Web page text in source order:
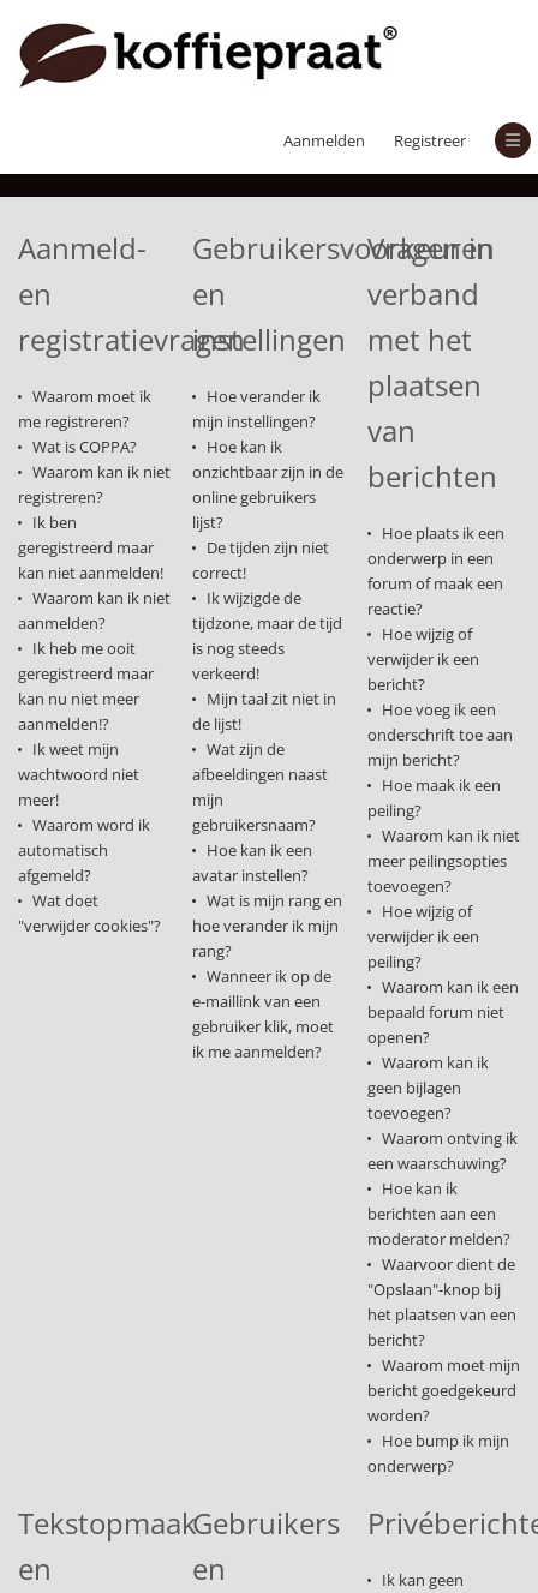
Aanmelden Registreer
Aanmeld-
en
registratievragen
Waarom moet ik
me registreren?
Wat is COPPA?
Waarom kan ik niet
registreren?
Ik ben
geregistreerd maar
kan niet aanmelden!
Waarom kan ik niet
aanmelden?
Ik heb me ooit
geregistreerd maar
kan nu niet meer
aanmelden!?
Ik weet mijn
wachtwoord niet
meer!
Waarom word ik
automatisch
afgemeld?
Wat doet
"verwijder cookies"?
Gebruikersvoorkeuren
en
instellingen
Hoe verander ik
mijn instellingen?
Hoe kan ik
onzichtbaar zijn in de
online gebruikers
lijst?
De tijden zijn niet
correct!
Ik wijzigde de
tijdzone, maar de tijd
is nog steeds
verkeerd!
Mijn taal zit niet in
de lijst!
Wat zijn de
afbeeldingen naast
mijn
gebruikersnaam?
Hoe kan ik een
avatar instellen?
Wat is mijn rang en
hoe verander ik mijn
rang?
Wanneer ik op de
e-maillink van een
gebruiker klik, moet
ik me aanmelden?
Vragen in
verband
met het
plaatsen
van
berichten
Hoe plaats ik een
onderwerp in een
forum of maak een
reactie?
Hoe wijzig of
verwijder ik een
bericht?
Hoe voeg ik een
onderschrift toe aan
mijn bericht?
Hoe maak ik een
peiling?
Waarom kan ik niet
meer peilingsopties
toevoegen?
Hoe wijzig of
verwijder ik een
peiling?
Waarom kan ik een
bepaald forum niet
openen?
Waarom kan ik
geen bijlagen
toevoegen?
Waarom ontving ik
een waarschuwing?
Hoe kan ik
berichten aan een
moderator melden?
Waarvoor dient de
"Opslaan"-knop bij
het plaatsen van een
bericht?
Waarom moet mijn
bericht goedgekeurd
worden?
Hoe bump ik mijn
onderwerp?
Tekstopmaak
en
Gebruikers
en
Ik kan geen